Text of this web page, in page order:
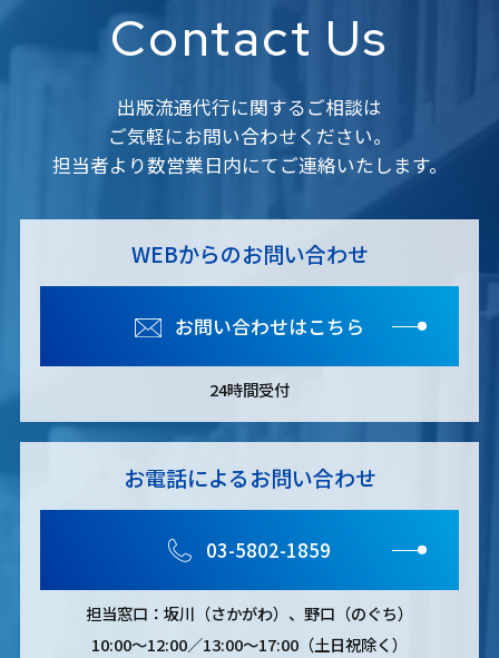
Contact Us
出版流通代行に関するご相談は
ご気軽にお問い合わせください。
担当者より数営業日内にてご連絡いたします。
WEBからのお問い合わせ
お問い合わせはこちら
24時間受付
お電話によるお問い合わせ
03-5802-1859
担当窓口：坂川（さかがわ）、野口（のぐち）
10:00～12:00／13:00～17:00（土日祝除く）